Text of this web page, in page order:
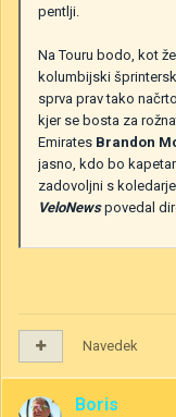
pentlji.
Na Touru bodo, kot
kolumbijski
sprva prav tako
kjer se bosta za
Emirates Brandon
jasno, kdo bo
zadovoljni s
VeloNewspovedal
Navedek
Boris